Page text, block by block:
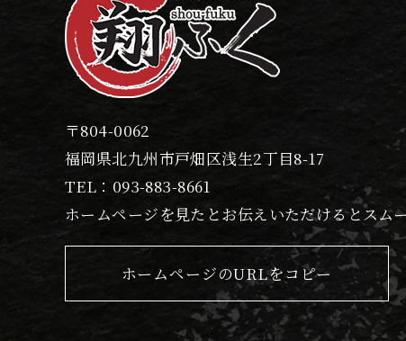
当社は、本サービスへのアクセ
まれます。
・リファラ
・サーバーアクセスログに関す
・Cookie、ADID、IDFAその
(4) ユーザーが本サービスを利
当社は、ユーザーが3-1に定め
・位置情報
2.利用目的
本サービスのサービス提供にか
(1) 本サービスに関する登録の
〒804-0062
福岡県北九州市戸畑区浅生2丁目8-17
TEL： 093-883-8661
ホームページを見たとお伝えいただけるとスム
ホームページのURLをコピー